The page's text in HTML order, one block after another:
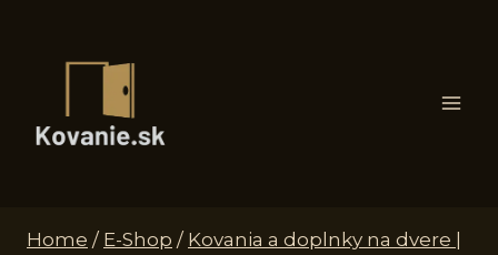
Home / E-Shop / Kovania a doplnky na dvere |